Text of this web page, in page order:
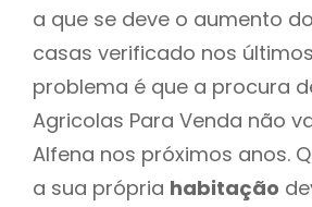
a que se deve o aumento
casas verificado nos
problema é que a procura
Agricolas Para Venda não
Alfena nos próximos anos.
a sua própria habitação